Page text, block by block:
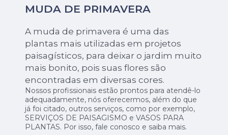
MUDA DE PRIMAVERA
A muda de primavera é uma das
plantas mais utilizadas em projetos
paisagísticos, para deixar o jardim muito
mais bonito, pois suas flores são
encontradas em diversas cores.
Nossos profissionais estão prontos para atendê-lo
adequadamente, nós oferecermos, além do que
já foi citado, outros serviços, como por exemplo,
SERVIÇOS DE PAISAGISMO e VASOS PARA
PLANTAS. Por isso, fale conosco e saiba mais.